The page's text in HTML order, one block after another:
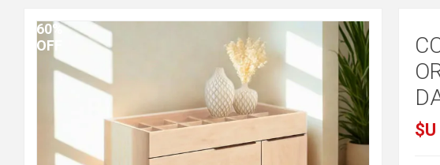
60%
OFF